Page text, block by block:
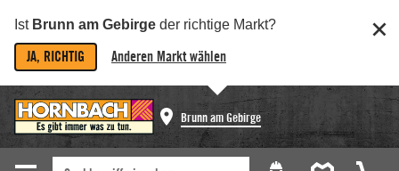
Ist Brunn am Gebirge der richtige Markt?
JA, RICHTIG Anderen Markt wählen
Brunn am Gebirge